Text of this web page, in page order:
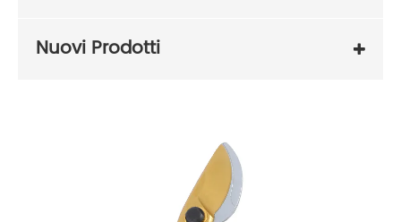
Nuovi Prodotti